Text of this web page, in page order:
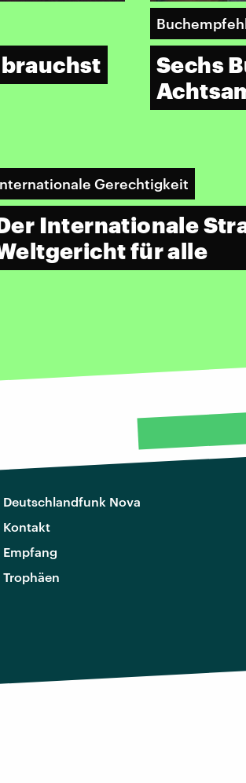
Sechs
Gerechtigkeit
Internationale
für alle
Deutschlandfunk Nova
Kontakt
Empfang
Trophäen